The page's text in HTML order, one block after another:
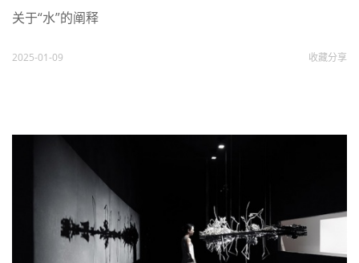
关于“水”的阐释
2025-01-09 收藏分享